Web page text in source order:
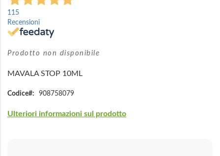
all'inizio
della
galleria
di
115
Recensioni
Prodotto non disponibile
MAVALA STOP 10ML
Codice 908758079
Ulteriori informazioni sul prodotto